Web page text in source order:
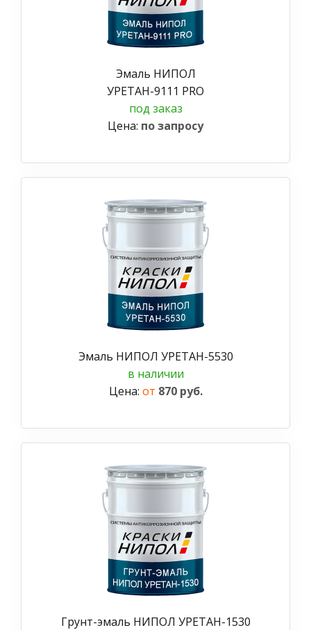
Эмаль НИПОЛ
УРЕТАН-9111 PRO
под заказ
Цена: по запросу
Эмаль НИПОЛ УРЕТАН-5530
в наличии
Цена: от 870 руб.
Грунт-эмаль НИПОЛ УРЕТАН-1530